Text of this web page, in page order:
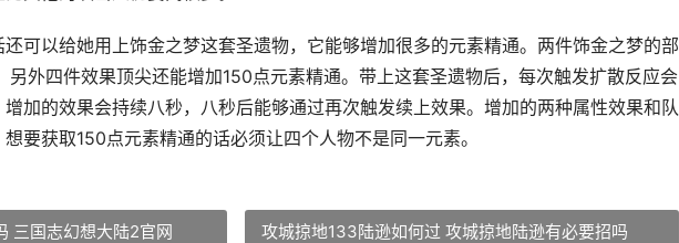
可以给她用上饰金之梦这套圣遗物，它能够增加很多的元素精通。两件饰金之梦的部
外四件效果顶尖还能增加150点元素精通。带上这套圣遗物后，每次触发扩散反应会
加的效果会持续八秒，八秒后能够通过再次触发续上效果。增加的两种属性效果和队
要获取150点元素精通的话必须让四个人物不是同一元素。
三国志幻想大陆2官网 攻城掠地133陆逊如何过 攻城掠地陆逊有必要招吗